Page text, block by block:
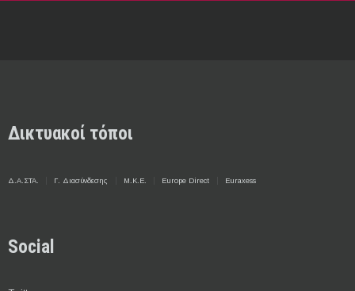
Δικτυακοί τόποι
Δ.Α.ΣΤΑ. Γ. Διασύνδεσης Μ.Κ.Ε. Europe Direct Euraxess
Social